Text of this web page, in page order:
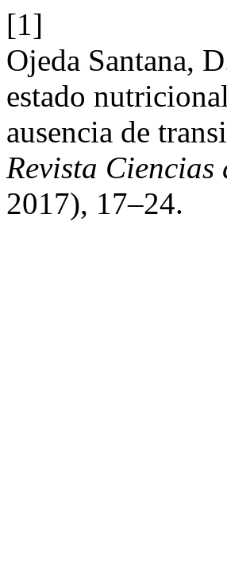
[1]
Ojeda Santana,
estado
ausencia de
Revista
2017), 17–24.